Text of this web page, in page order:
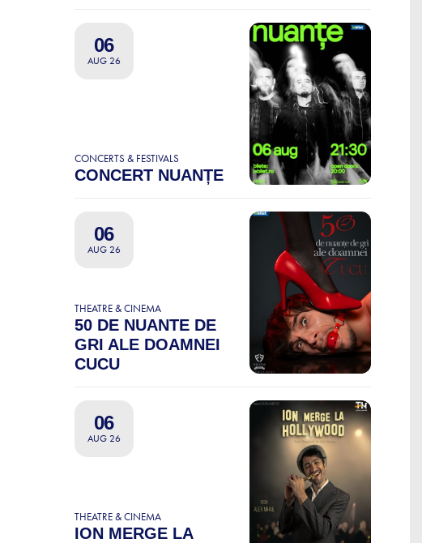
06
AUG 26
CONCERTS & FESTIVALS
CONCERT NUANȚE
06
AUG 26
THEATRE & CINEMA
50 DE NUANTE DE
GRI ALE DOAMNEI
CUCU
06
AUG 26
THEATRE & CINEMA
ION MERGE LA